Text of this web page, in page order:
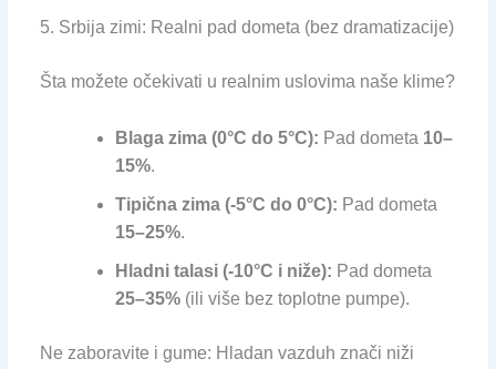
5. Srbija zimi: Realni pad dometa (bez dramatizacije)
Šta možete očekivati u realnim uslovima naše klime?
Blaga zima (0°C do 5°C): Pad dometa 10–
15%.
Tipična zima (-5°C do 0°C): Pad dometa
15–25%.
Hladni talasi (-10°C i niže): Pad dometa
25–35%(ili više bez toplotne pumpe).
Ne zaboravite i gume: Hladan vazduh znači niži